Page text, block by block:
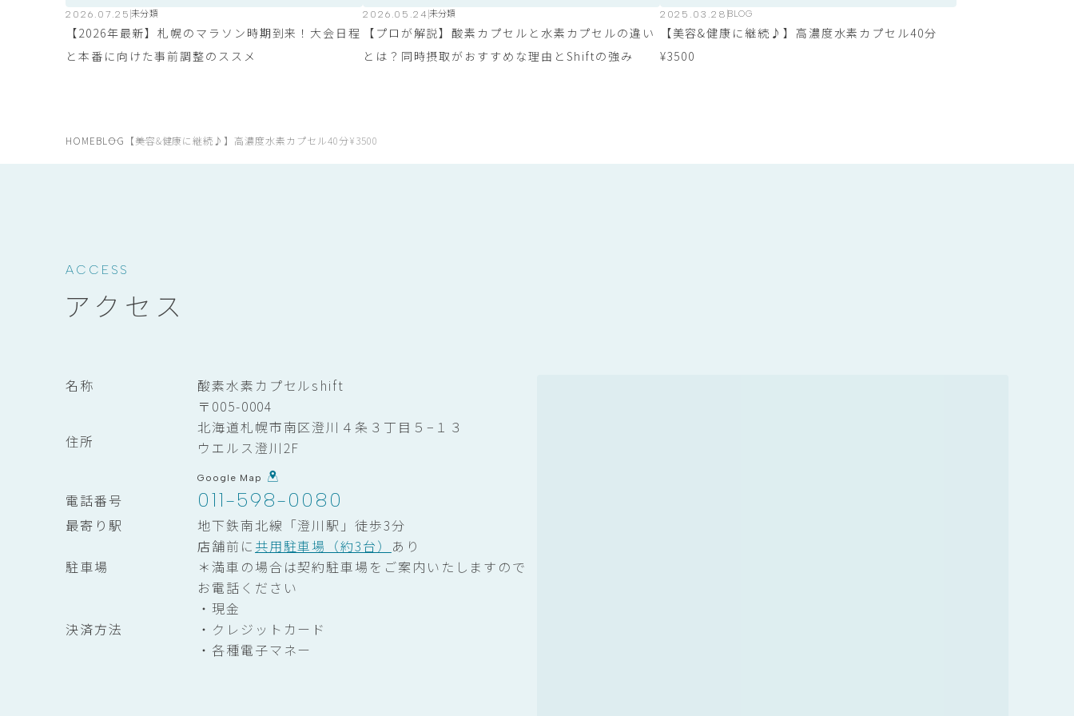
2026.07.25 未分類
【2026年最新】札幌のマラソン時期到来！大会日程
と本番に向けた事前調整のススメ
2026.05.24 未分類
【プロが解説】酸素カプセルと水素カプセルの違い
とは？同時摂取がおすすめな理由とShiftの強み
2025.03.28 BLOG
【美容&健康に継続♪】高濃度水素カプセル40分
¥3500
HOMEBLOG 【美容&健康に継続♪】高濃度水素カプセル40分¥3500
ACCESS
アクセス
名称 酸素水素カプセルshift
住所
〒005-0004
北海道札幌市南区澄川４条３丁目５−１３
ウエルス澄川2F
Google Map
電話番号 011-598-0080
最寄り駅 地下鉄南北線「澄川駅」徒歩3分
駐車場
店舗前に 共用駐車場（約3台） あり
＊満車の場合は契約駐車場をご案内いたしますので
お電話ください
決済方法
・現金
・クレジットカード
・各種電子マネー